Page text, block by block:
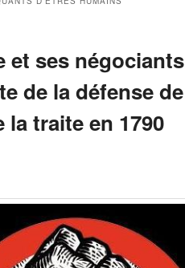
et ses négociants
de la défense de
la traite en 1790